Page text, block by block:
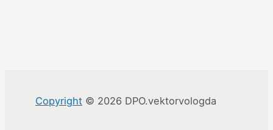
Copyright © 2026 DPO.vektorvologda